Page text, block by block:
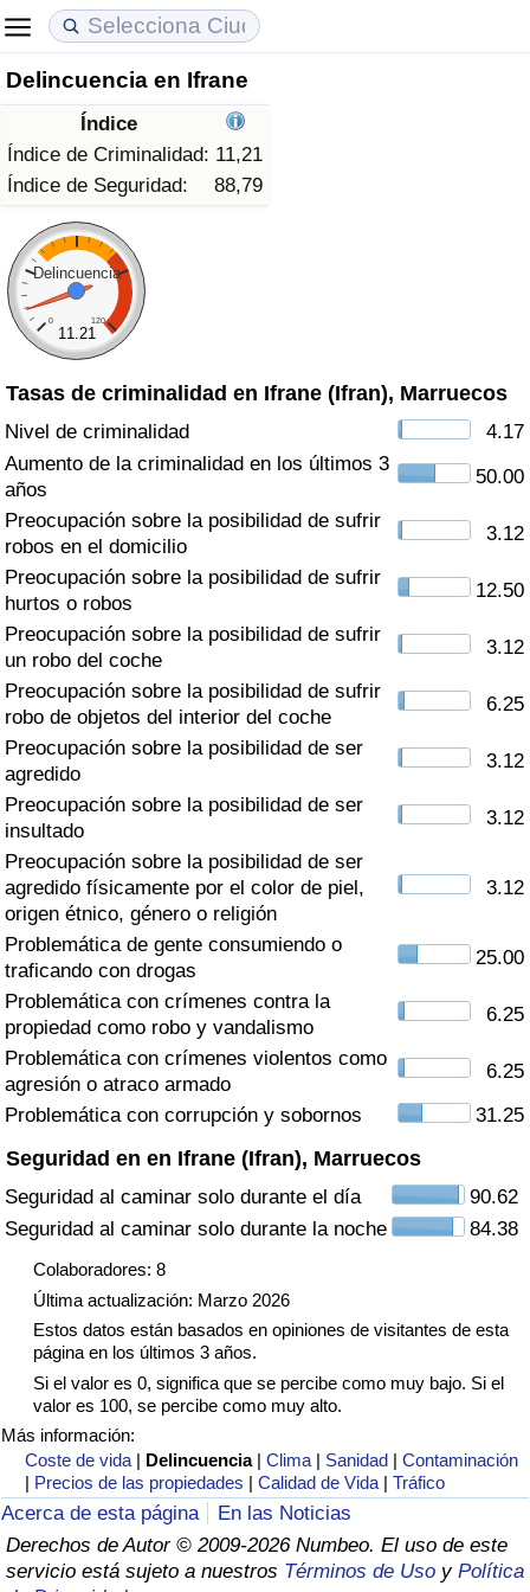
Delincuencia en Ifrane
Índice
Índice de Criminalidad: 11,21
Índice de Seguridad:
88,79
Delincuencia
0 120
11.21
Tasas de criminalidad en Ifrane (Ifran), Marruecos
Nivel de criminalidad
4.17
Aumento de la criminalidad en los últimos 3
años
50.00
Preocupación sobre la posibilidad de sufrir
robos en el domicilio
3.12
Preocupación sobre la posibilidad de sufrir
hurtos o robos
12.50
Preocupación sobre la posibilidad de sufrir
un robo del coche
3.12
Preocupación sobre la posibilidad de sufrir
robo de objetos del interior del coche
6.25
Preocupación sobre la posibilidad de ser
agredido
3.12
Preocupación sobre la posibilidad de ser
insultado
3.12
Preocupación sobre la posibilidad de ser
agredido físicamente por el color de piel,
origen étnico, género o religión
3.12
Problemática de gente consumiendo o
traficando con drogas
25.00
Problemática con crímenes contra la
propiedad como robo y vandalismo
6.25
Problemática con crímenes violentos como
agresión o atraco armado
6.25
Problemática con corrupción y sobornos
31.25
Seguridad en en Ifrane (Ifran), Marruecos
Seguridad al caminar solo durante el día
90.62
Seguridad al caminar solo durante la noche
84.38
Colaboradores: 8
Última actualización: Marzo 2026
Estos datos están basados en opiniones de visitantes de esta
página en los últimos 3 años.
Si el valor es 0, significa que se percibe como muy bajo. Si el
valor es 100, se percibe como muy alto.
Más información:
Coste de vida | Delincuencia |Clima | Sanidad |Contaminación
| Precios de las propiedades |Calidad de Vida |Tráfico
Acerca de esta página
En las Noticias
Derechos de Autor © 2009-2026 Numbeo. El uso de este
servicio está sujeto a nuestros Términos de Uso y Política
Coste de vida
Índice de Costo de Vida (Actual)
Índice de Costo de Vida
Índice de costo de vida por país
en aqaba
Precios de las propiedades
Índice de Precios de Inmuebles (Actual)
Índice de Precios de Inmuebles
Índice de Precios de Inmuebles por País
Calidad de Vida
Índice de Calidad de Vida
Índice de Calidad de Vida (Actual)
Índice de calidad de vida por país
Delincuencia
Calificación del Índice de Criminalidad
(Actual)
Índice de Criminalidad
Índice de criminalidad por país
Sanidad
Índice de Sanidad (Actual)
Índice de Sanidad
Índice de Sanidad por País
Contaminación
Índice de Contaminación (Actual)
Índice de contaminación
Índice de Contaminación por País
Tráfico
Índice de Tráfico
Índice de Tráfico (Actual)
Índice de Tráfico por País